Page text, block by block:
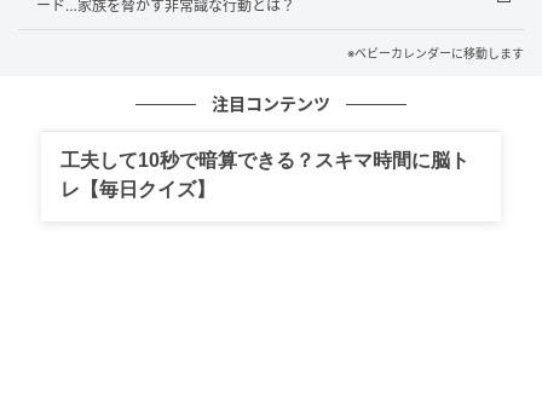
たことが、こんなに身近で起きるんだなと驚きまし
た。それでも私は、本当の親子のように仲良くなれた
らいいな、と思っています。
著者：田中あやか／20代・女性・社会人。現在婚約
ード…家族を脅かす非常識な行動とは？
※ベビーカレンダーに移動します
注目コンテンツ
工夫して10秒で暗算できる？スキマ時間に脳ト
レ【毎日クイズ】